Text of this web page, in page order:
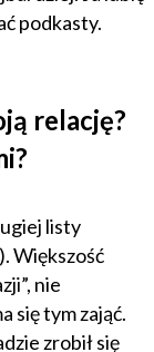
podkasty.
relację?
listy
Większość
nie
się tym zająć.
zrobił się